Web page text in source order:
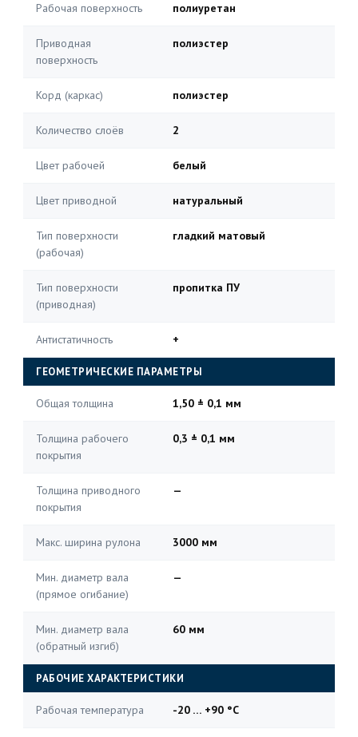
Рабочая поверхность полиуретан
Приводная
поверхность
полиэстер
Корд (каркас) полиэстер
Количество слоёв 2
Цвет рабочей белый
Цвет приводной натуральный
Тип поверхности
(рабочая)
гладкий матовый
Тип поверхности
(приводная)
пропитка ПУ
Антистатичность +
ГЕОМЕТРИЧЕСКИЕ ПАРАМЕТРЫ
Общая толщина 1,50 ± 0,1 мм
Толщина рабочего
покрытия
0,3 ± 0,1 мм
Толщина приводного
покрытия
—
Макс. ширина рулона 3000 мм
Мин. диаметр вала
(прямое огибание)
—
Мин. диаметр вала
(обратный изгиб)
60 мм
РАБОЧИЕ ХАРАКТЕРИСТИКИ
Рабочая температура -20 … +90 °C